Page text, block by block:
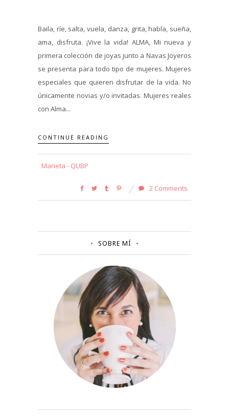
Baila, ríe, salta, vuela, danza, grita, habla, sueña,
ama, disfruta. ¡Vive la vida! ALMA, Mi nueva y
primera colección de joyas junto a Navas Joyeros
se presenta para todo tipo de mujeres. Mujeres
especiales que quieren disfrutar de la vida. No
únicamente novias y/o invitadas. Mujeres reales
con Alma...
CONTINUE READING
Marieta - QUBP
2 Comments
SOBRE MÍ